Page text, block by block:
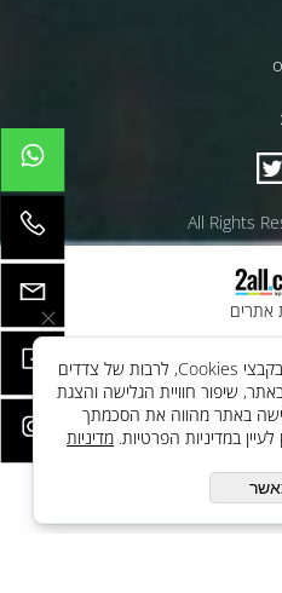
אתרים
לידיעתך, באתרנו נעשה שימוש בקבצי Cookies, לרבות של צדדים
שיפור חוויית הגלישה והצגת
באתר מהווה את הסכמתך
במדיניות הפרטיות. מדיניות